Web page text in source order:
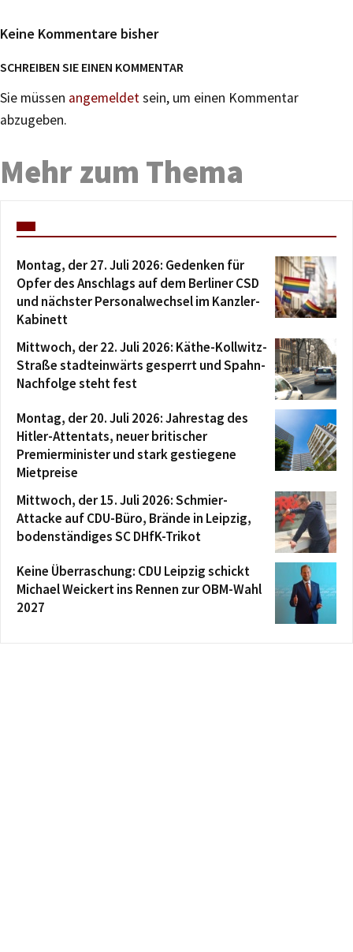
Keine Kommentare bisher
SCHREIBEN SIE EINEN KOMMENTAR
Sie müssen angemeldetsein, um einen Kommentar
abzugeben.
Mehr zum Thema
Montag, der 27. Juli 2026: Gedenken für
Opfer des Anschlags auf dem Berliner CSD
und nächster Personalwechsel im Kanzler-
Kabinett
Mittwoch, der 22. Juli 2026: Käthe-Kollwitz-
Straße stadteinwärts gesperrt und Spahn-
Nachfolge steht fest
Montag, der 20. Juli 2026: Jahrestag des
Hitler-Attentats, neuer britischer
Premierminister und stark gestiegene
Mietpreise
Mittwoch, der 15. Juli 2026: Schmier-
Attacke auf CDU-Büro, Brände in Leipzig,
bodenständiges SC DHfK-Trikot
Keine Überraschung: CDU Leipzig schickt
Michael Weickert ins Rennen zur OBM-Wahl
2027